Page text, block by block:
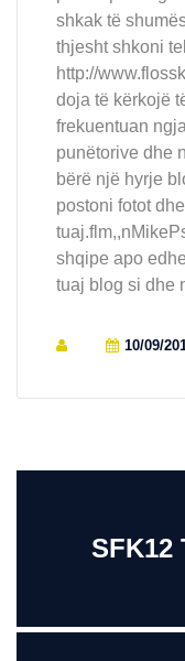
shkak të
thjesht shkoni
http://
doja të kërkojë
frekuentuan
punëtorive dhe
bërë një hyrje
postoni fotot
shqipe apo
tuaj blog si dhe
10/09/
SFK12